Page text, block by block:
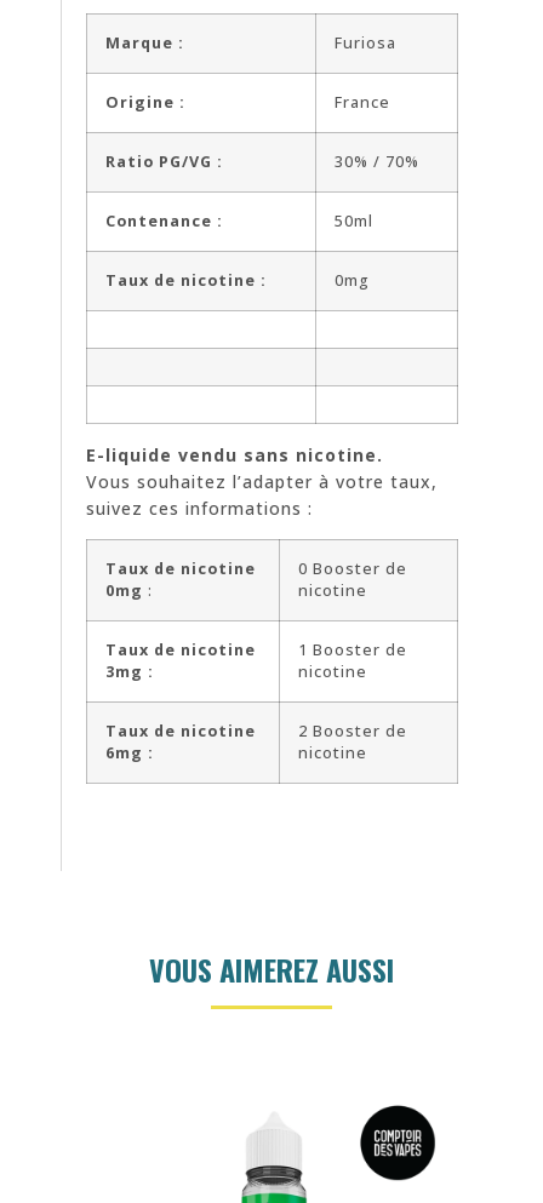
Marque : Furiosa
Origine : France
Ratio PG/VG : 30% / 70%
Contenance : 50ml
Taux de nicotine : 0mg
E-liquide vendu sans nicotine.
Vous souhaitez l’adapter à votre taux,
suivez ces informations :
Taux de nicotine
0mg :
0 Booster de
nicotine
Taux de nicotine
3mg :
1 Booster de
nicotine
Taux de nicotine
6mg :
2 Booster de
nicotine
VOUS AIMEREZ AUSSI